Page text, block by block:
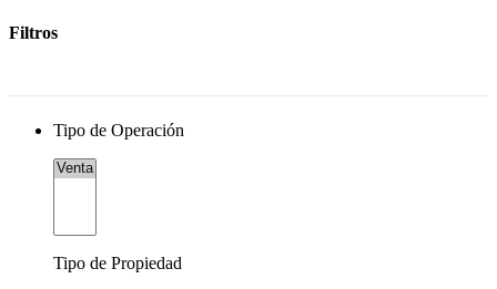
Filtros
Tipo de Operación
Tipo de Propiedad